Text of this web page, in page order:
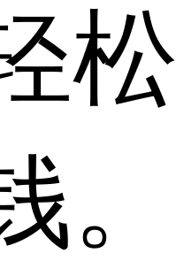
松
。